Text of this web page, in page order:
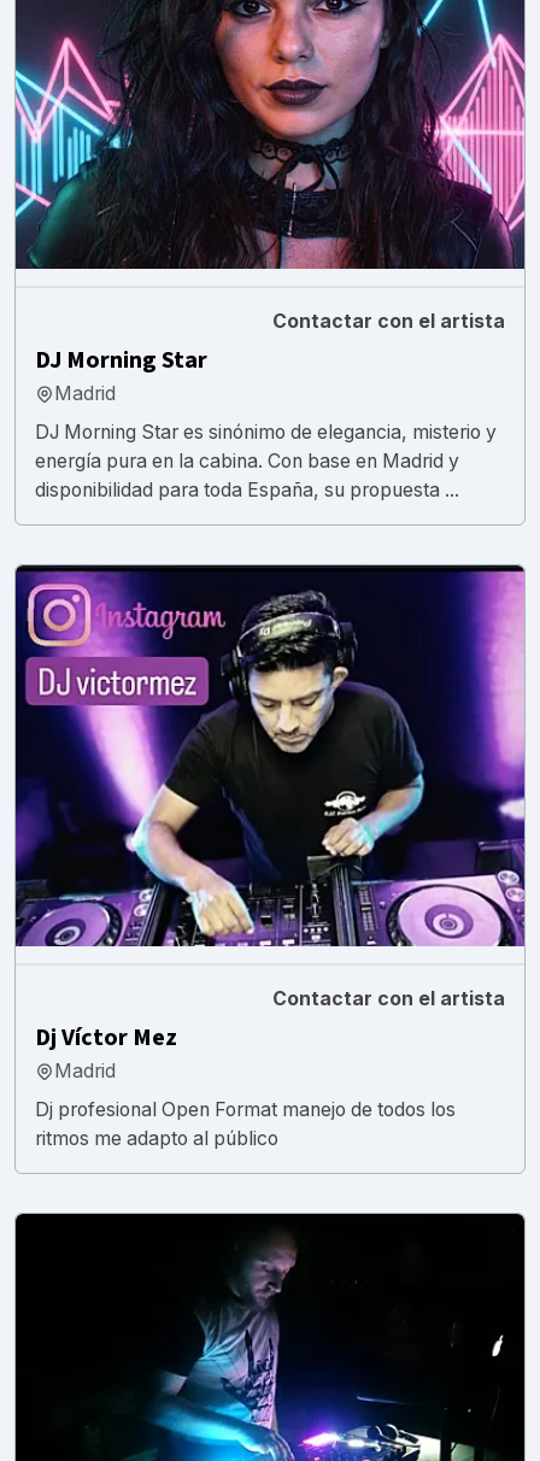
Contactar con el artista
DJ Morning Star
Madrid
DJ Morning Star es sinónimo de elegancia, misterio y
energía pura en la cabina. Con base en Madrid y
disponibilidad para toda España, su propuesta ...
Contactar con el artista
Dj Víctor Mez
Madrid
Dj profesional Open Format manejo de todos los
ritmos me adapto al público